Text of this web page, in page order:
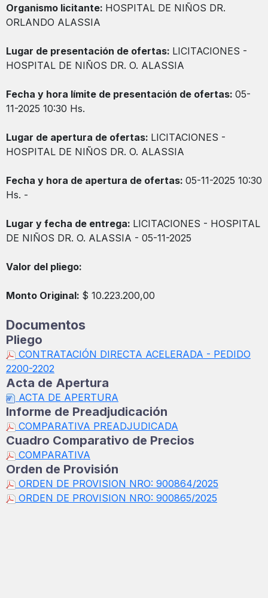
Organismo licitante: HOSPITAL DE NIÑOS DR.
ORLANDO ALASSIA
Lugar de presentación de ofertas: LICITACIONES -
HOSPITAL DE NIÑOS DR. O. ALASSIA
Fecha y hora límite de presentación de ofertas: 05-
11-2025 10:30 Hs.
Lugar de apertura de ofertas: LICITACIONES -
HOSPITAL DE NIÑOS DR. O. ALASSIA
Fecha y hora de apertura de ofertas: 05-11-2025 10:30
Hs. -
Lugar y fecha de entrega: LICITACIONES - HOSPITAL
DE NIÑOS DR. O. ALASSIA - 05-11-2025
Valor del pliego:
Monto Original: $ 10.223.200,00
Documentos
Pliego
CONTRATACIÓN DIRECTA ACELERADA - PEDIDO
2200-2202
Acta de Apertura
ACTA DE APERTURA
Informe de Preadjudicación
COMPARATIVA PREADJUDICADA
Cuadro Comparativo de Precios
COMPARATIVA
Orden de Provisión
ORDEN DE PROVISION NRO: 900864/2025
ORDEN DE PROVISION NRO: 900865/2025